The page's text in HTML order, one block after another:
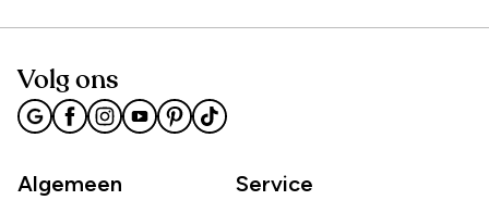
Volg ons
Algemeen
Service